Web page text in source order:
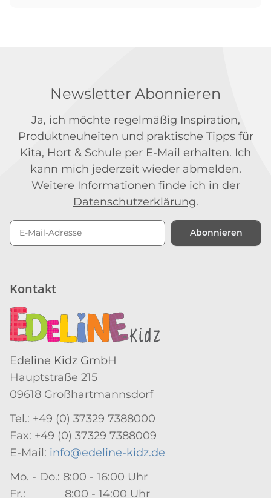
Newsletter Abonnieren
Ja, ich möchte regelmäßig Inspiration,
Produktneuheiten und praktische Tipps für
Kita, Hort & Schule per E-Mail erhalten. Ich
kann mich jederzeit wieder abmelden.
Weitere Informationen finde ich in der
Datenschutzerklärung.
Abonnieren
Kontakt
Edeline Kidz GmbH
Hauptstraße 215
09618 Großhartmannsdorf
Tel.: +49 (0) 37329 7388000
Fax: +49 (0) 37329 7388009
E-Mail: info@edeline-kidz.de
Mo. - Do.: 8:00 - 16:00 Uhr
Fr.: 8:00 - 14:00 Uhr